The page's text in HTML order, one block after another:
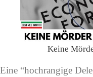
Keine
Eine “hochrangige